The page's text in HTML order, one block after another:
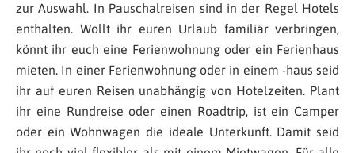
zur Auswahl. In Pauschalreisen sind in der Regel Hotels
enthalten. Wollt ihr euren Urlaub familiär verbringen,
könnt ihr euch eine Ferienwohnung oder ein Ferienhaus
mieten. In einer Ferienwohnung oder in einem -haus seid
ihr auf euren Reisen unabhängig von Hotelzeiten. Plant
ihr eine Rundreise oder einen Roadtrip, ist ein Camper
oder ein Wohnwagen die ideale Unterkunft. Damit seid